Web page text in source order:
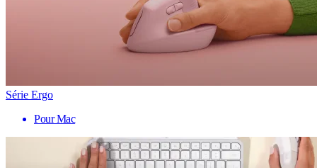
Série Ergo
Pour Mac